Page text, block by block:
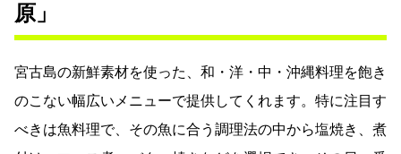
原」
宮古島の新鮮素材を使った、和・洋・中・沖縄料理を飽き
のこない幅広いメニューで提供してくれます。特に注目す
べきは魚料理で、その魚に合う調理法の中から塩焼き、煮